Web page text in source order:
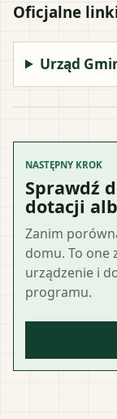
Oficjalne
Urząd
NASTĘPNY KROK
Sprawdź
dotacji
Zanim
domu. To one
urządzenie i
programu.